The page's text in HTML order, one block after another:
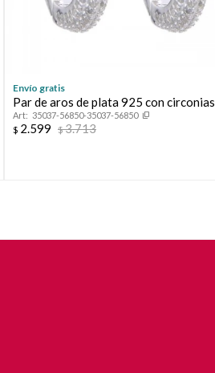
Envío gratis
Par de aros de plata 925 con circonias.
35037-56850-35037-56850
$ 2.599 $3.713